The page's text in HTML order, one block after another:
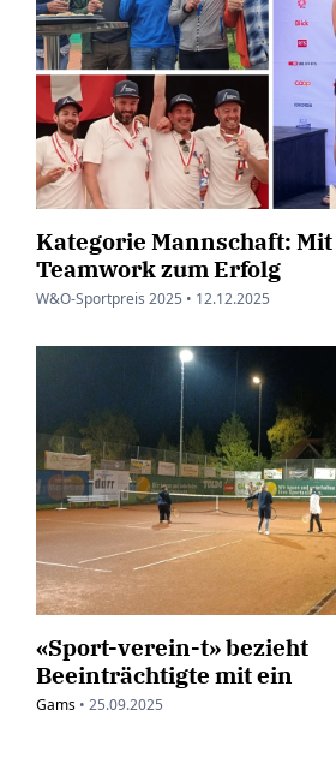
Kategorie Mannschaft: Mit
Teamwork zum Erfolg
W&O-Sportpreis 2025 • 12.12.2025
«Sport-verein-t» bezieht
Beeinträchtigte mit ein
Gams • 25.09.2025